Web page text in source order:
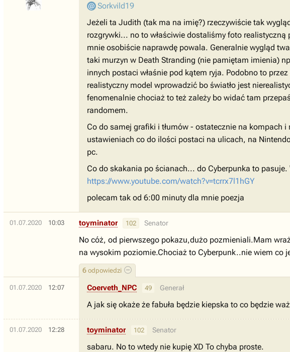
Sorkvild19
Jeżeli ta Judith (tak ma na imię?) rzeczywiście tak
rozgrywki... no to właściwie dostaliśmy foto
mnie osobiście naprawdę powala. Generalnie wygląd
taki murzyn w Death Stranding (nie pamiętam imienia)
innych postaci właśnie pod kątem ryja. Podobno to
realistyczny model wprowadzić bo światło jest
fenomenalnie chociaż to też zależy bo widać tam
randomem.
Co do samej grafiki i tłumów - ostatecznie na kompach
ustawieniach co do ilości postaci na ulicach, na
pc.
Co do skakania po ścianach... do Cyberpunka to
https://www.youtube.com/watch?v=tcrrx7l1hGY
polecam tak od 6:00 minuty dla mnie poezja
01.07.2020 10:03
6 odpowiedzi
toyminator 102 Senator
No cóż, od pierwszego pokazu,dużo pozmieniali.Mam
na wysokim poziomie.Chociaż to Cyberpunk..nie wiem co
01.07.2020 12:07 Coerveth_NPC 49 Generał
A jak się okaże że fabuła będzie kiepska to co będzie
01.07.2020 12:28 toyminator 102 Senator
sabaru. No to wtedy nie kupię XD To chyba proste.